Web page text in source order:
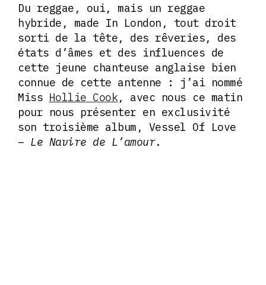
Du reggae, oui, mais un reggae
hybride, made In London, tout droit
sorti de la tête, des rêveries, des
états d’âmes et des influences de
cette jeune chanteuse anglaise bien
connue de cette antenne : j’ai nommé
Miss Hollie Cook, avec nous ce matin
pour nous présenter en exclusivité
son troisième album, Vessel Of Love
– Le Navire de L’amour.